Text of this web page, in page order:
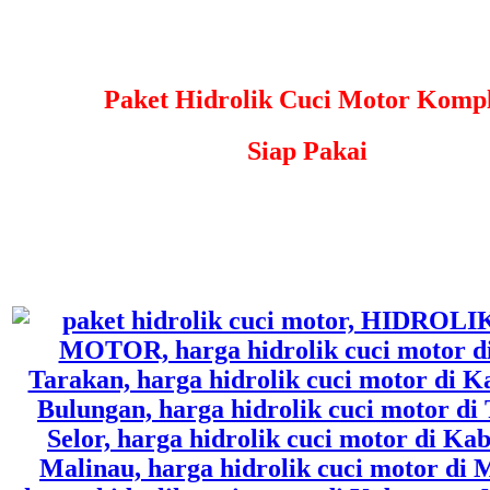
Paket Hidrolik Cuci Motor
Siap Pakai